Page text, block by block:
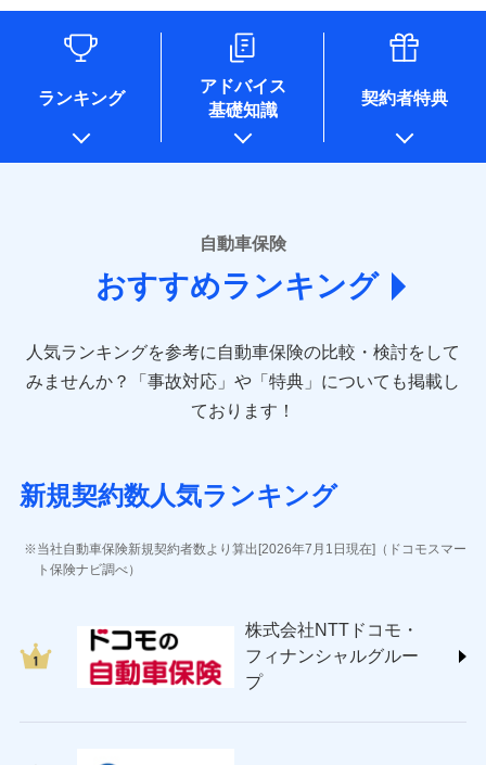
情報を取引のある他の保険会社の商品・サービスをご提案す
るために利用させていただくことがあります。）
各種セミナーの開催のため
コンサルティングサービスの実施のため
アンケートやキャンペーン等の実施のため
上記に係る案内・手続き・管理等付帯業務を行うため
* 当社が委託を受けている保険会社の情報は、保険会社のホ
ームページに掲載しておりますので、ご確認ください。
あいおいニッセイ同和損害保険株式会社
(https://www.aioinissaydowa.co.jp/)
アクサ損害保険株式会社 (https://www.axa-
direct.co.jp/)
sompo.co.jp/)
東京海上ダイレクト損害保険株式会社 (https://www.e-
AIG損害保険株式会社 (https://www.aig.co.jp/sonpo)
ジェイアイ傷害火災保険株式会社
ソニー損害保険株式会社
(https://www.sonysonpo.co.jp/)
ＳＯＭＰＯダイレクト損害保険株式会社
(https://www.sompo-direct.co.jp/)
チューリッヒ保険会社 (https://www.zurich.co.jp/)
ランキング
アドバイス
基礎知識
契約者特典
自動車保険
おすすめランキング
人気ランキングを参考に自動車保険の比較・検討をして
みませんか？
「事故対応」や「特典」についても掲載し
ております！
新規契約数人気ランキング
当社自動車保険新規契約者数より算出[2026年7月1日現在]（ドコモスマー
ト保険ナビ調べ）
株式会社NTTドコモ・
フィナンシャルグルー
プ